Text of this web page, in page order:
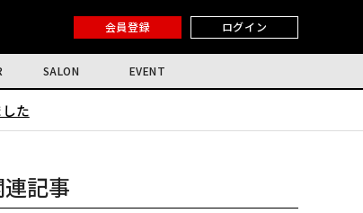
会員登録 ログイン
SALON EVENT
た
記事